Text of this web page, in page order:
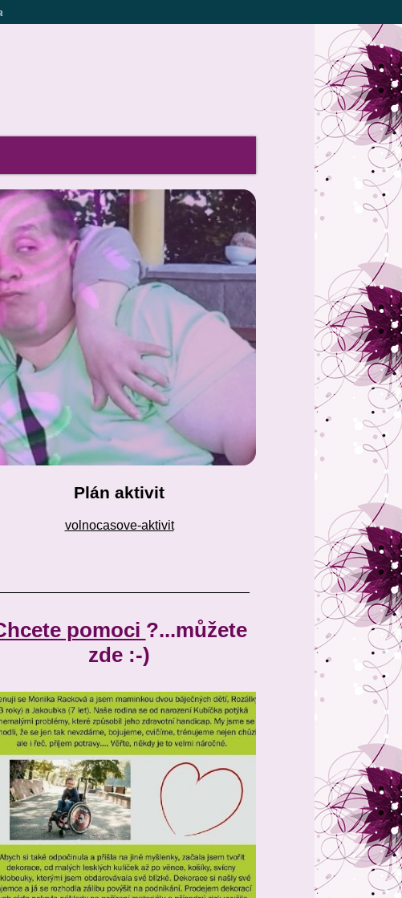
Plán aktivit
volnocasove-aktivit
pomoci ?...můžete
zde :-)